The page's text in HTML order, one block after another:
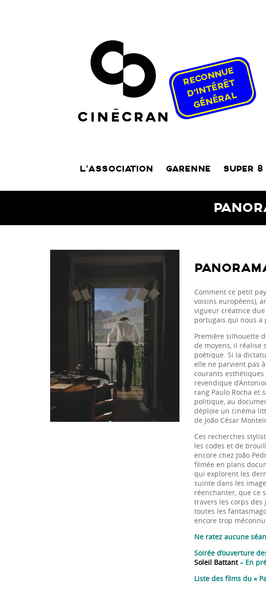
L’ASSOCIATION GARENNE SUPER 8
Comment ce petit
voisins européens),
vigueur créatrice due
portugais qui nous a
Première silhouette
de moyens, il réalise
poétique. Si la
elle ne parvient pas
courants
revendique
rang Paulo Rocha et
politique, au
déploie un cinéma
de João César
Ces recherches
les codes et de
encore chez João
filmée en plans
qui explorent les
suinte dans les
réenchanter, que ce
travers les corps des
toutes les
encore trop méconnu
Ne ratez aucune
Soirée d’ouverture
Soleil Battant– En
Liste des films du «